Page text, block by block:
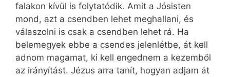
falakon kívül is folytatódik. Amit a Jósisten
mond, azt a csendben lehet meghallani, és
válaszolni is csak a csendben lehet rá. Ha
belemegyek ebbe a csendes jelenlétbe, át kell
adnom magamat, ki kell engednem a kezemből
az irányítást. Jézus arra tanít, hogyan adjam át